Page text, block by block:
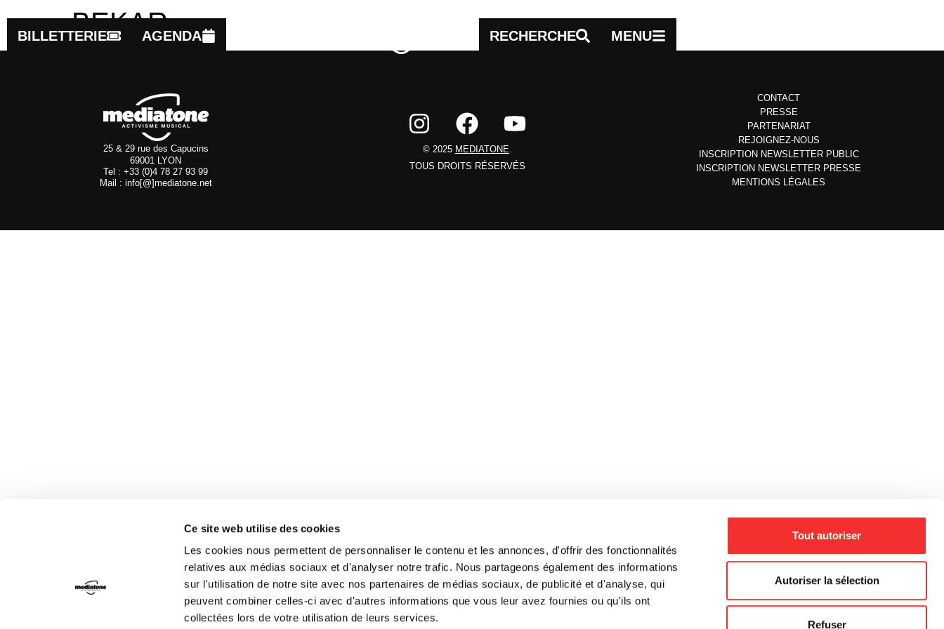
Ce site web utilise des cookies
Les cookies nous permettent de personnaliser le contenu et les annonces, d'offrir des fonctionnalités
relatives aux médias sociaux et d'analyser notre trafic. Nous partageons également des informations
sur l'utilisation de notre site avec nos partenaires de médias sociaux, de publicité et d'analyse, qui
peuvent combiner celles-ci avec d'autres informations que vous leur avez fournies ou qu'ils ont
collectées lors de votre utilisation de leurs services.
Tout autoriser
Autoriser la sélection
Refuser
BILLETTERIE AGENDA RECHERCHE MENU
BEKAR
25 & 29 rue des Capucins
69001 LYON
Tel : +33 (0)4 78 27 93 99
Mail : info[@]mediatone.net
© 2025 MEDIATONE
TOUS DROITS RÉSERVÉS
CONTACT
PRESSE
PARTENARIAT
REJOIGNEZ-NOUS
INSCRIPTION NEWSLETTER PUBLIC
INSCRIPTION NEWSLETTER PRESSE
MENTIONS LÉGALES